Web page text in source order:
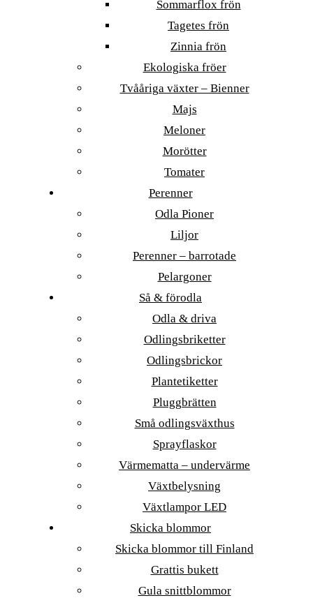
Sommarflox frön
Tagetes frön
Zinnia frön
Ekologiska fröer
Tvååriga växter – Bienner
Majs
Meloner
Morötter
Tomater
Perenner
Odla Pioner
Liljor
Perenner – barrotade
Pelargoner
Så & förodla
Odla & driva
Odlingsbriketter
Odlingsbrickor
Plantetiketter
Pluggbrätten
Små odlingsväxthus
Sprayflaskor
Värmematta – undervärme
Växtbelysning
Växtlampor LED
Skicka blommor
Skicka blommor till Finland
Grattis bukett
Gula snittblommor